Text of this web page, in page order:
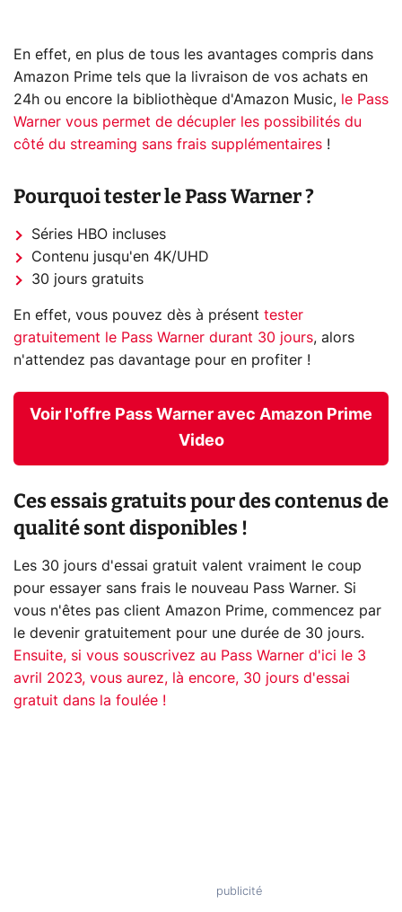
En effet, en plus de tous les avantages compris dans
Amazon Prime tels que la livraison de vos achats en
24h ou encore la bibliothèque d'Amazon Music, le Pass
Warner vous permet de décupler les possibilités du
côté du streaming sans frais supplémentaires !
Pourquoi tester le Pass Warner ?
Séries HBO incluses
Contenu jusqu'en 4K/UHD
30 jours gratuits
En effet, vous pouvez dès à présent tester
gratuitement le Pass Warner durant 30 jours, alors
n'attendez pas davantage pour en profiter !
Voir l'offre Pass Warner avec Amazon Prime
Video
Ces essais gratuits pour des contenus de
qualité sont disponibles !
Les 30 jours d'essai gratuit valent vraiment le coup
pour essayer sans frais le nouveau Pass Warner. Si
vous n'êtes pas client Amazon Prime, commencez par
le devenir gratuitement pour une durée de 30 jours.
Ensuite, si vous souscrivez au Pass Warner d'ici le 3
avril 2023, vous aurez, là encore, 30 jours d'essai
gratuit dans la foulée !